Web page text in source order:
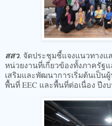
สสว. จัดประชุมชี้แจงแนวทางแ
หน่วยงานที่เกี่ยวข้องทั้งภาครัฐ
เสริมและพัฒนาการเริ่มต้นเป็น
พื้นที่ EEC และพื้นที่ต่อเนื่อง ปีง